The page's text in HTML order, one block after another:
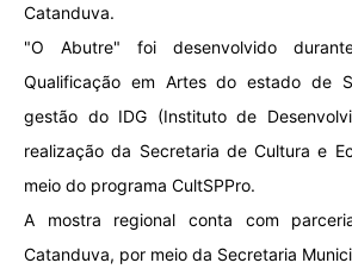
Jornal
Agenda
Diário Oficial
Contato
Catanduva.
"O Abutre" foi desenvolvido
Qualificação em Artes do estado de
gestão do IDG (Instituto de
realização da Secretaria de Cultura e
meio do programa CultSPPro.
A mostra regional conta com
Catanduva, por meio da Secretaria